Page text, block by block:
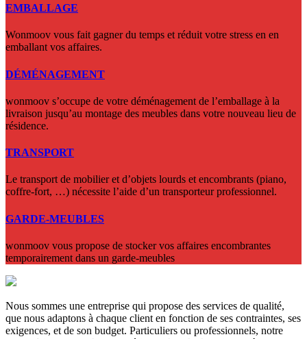
EMBALLAGE
Wonmoov vous fait gagner du temps et réduit votre stress en en
emballant vos affaires.
DÉMÉNAGEMENT
wonmoov s’occupe de votre déménagement de l’emballage à la
livraison jusqu’au montage des meubles dans votre nouveau lieu de
résidence.
TRANSPORT
Le transport de mobilier et d’objets lourds et encombrants (piano,
coffre-fort, …) nécessite l’aide d’un transporteur professionnel.
GARDE-MEUBLES
wonmoov vous propose de stocker vos affaires encombrantes
temporairement dans un garde-meubles
Nous sommes une entreprise qui propose des services de qualité,
que nous adaptons à chaque client en fonction de ses contraintes, ses
exigences, et de son budget. Particuliers ou professionnels, notre